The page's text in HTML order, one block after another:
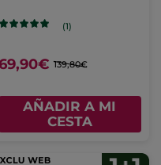
(1)
139,80€
AÑADIR A MI
CESTA